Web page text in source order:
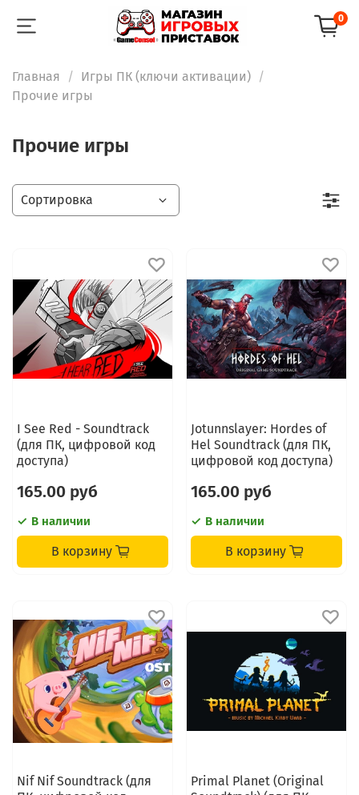
0
Главная
Игры ПК (ключи активации)
Прочие игры
Прочие игры
I See Red - Soundtrack
(для ПК, цифровой код
доступа)
165.00 руб
В наличии
В корзину
Jotunnslayer: Hordes of
Hel Soundtrack (для ПК,
цифровой код доступа)
165.00 руб
В наличии
В корзину
Nif Nif Soundtrack (для
Primal Planet (Original